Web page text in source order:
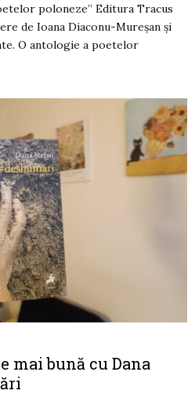
poloneze” Editura Tracus
de Ioana Diaconu-Mureșan și
O antologie a poetelor
mai bună cu Dana